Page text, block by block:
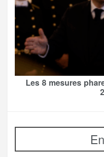
Les 8 mesures